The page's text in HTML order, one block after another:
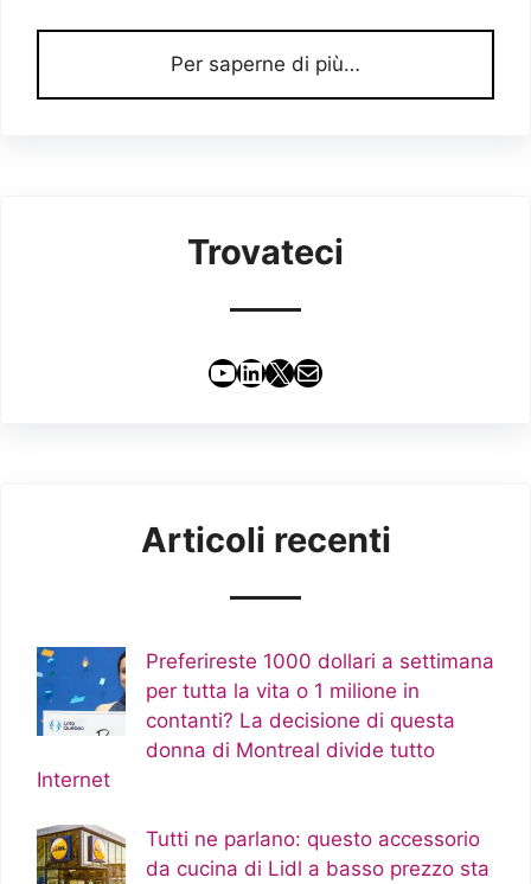
Per saperne di più…
Trovateci
YouTube
LinkedIn
X Email
Articoli recenti
Preferireste 1000 dollari a settimana
per tutta la vita o 1 milione in
contanti? La decisione di questa
donna di Montreal divide tutto
Internet
Tutti ne parlano: questo accessorio
da cucina di Lidl a basso prezzo sta